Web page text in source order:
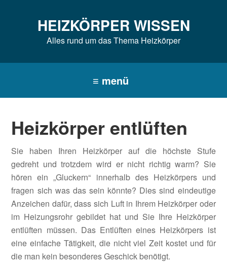
Hauptnavigation
SeitenspalteHEIZKÖRPER WISSEN
Alles rund um das Thema Heizkörper
Heizkörper entlüften
Sie haben Ihren Heizkörper auf die höchste Stufe
gedreht und trotzdem wird er nicht richtig warm? Sie
hören ein „Gluckern“ innerhalb des Heizkörpers und
fragen sich was das sein könnte? Dies sind eindeutige
Anzeichen dafür, dass sich Luft in Ihrem Heizkörper oder
im Heizungsrohr gebildet hat und Sie Ihre Heizkörper
entlüften müssen. Das Entlüften eines Heizkörpers ist
eine einfache Tätigkeit, die nicht viel Zeit kostet und für
die man kein besonderes Geschick benötigt.